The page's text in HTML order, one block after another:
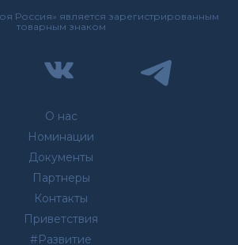
О нас
Номинации
Документы
Партнеры
Контакты
Приветствия
#Развитие
Россия» является зарегистрированным
товарным знаком